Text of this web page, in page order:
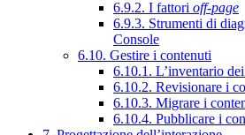
6.9.2. I fattori off-page
6.9.3. Strumenti di
Console
6.10. Gestire i contenuti
6.10.1. L’inventario
6.10.2. Revisionare i
6.10.3. Migrare i
6.10.4. Pubblicare i